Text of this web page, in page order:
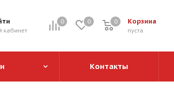
0 0 Корзина
0
пуста
0
кабинет
Контакты